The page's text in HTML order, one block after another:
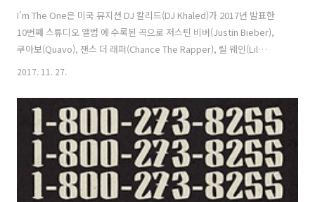
I'm The One은 미국 뮤지션 DJ 칼리드(DJ Khaled)가 2017년 발표한
10번째 스튜디오 앨범 에 수록된 곡으로 저스틴 비버(Justin Bieber),
쿠아보(Quavo), 챈스 더 래퍼(Chance The Rapper), 릴 웨인(Lil
다에서 1위에, 아일랜드에선 2위까지 올랐다. 미국에선 바로 1위로 차트
에 데뷔했다. 이 기록은 남자 가수로서는 저스틴이 처음이다. 여성으로서
는 머라이어 캐리(Mariah Carey)와 브릿트니 스피어스(Britney
Spears)가 있다. 2017년 AMA 베스트 힙합송을 받았다. 저스틴과의 콜
라보에 ..
2017. 11. 27.